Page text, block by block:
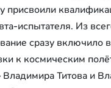
присвоили
испытателя. Из
сразу включило
к космическим
Титова и